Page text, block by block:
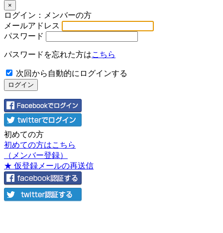
×
ログイン：メンバーの方
メールアドレス
パスワード
パスワードを忘れた方はこちら
次回から自動的にログインする
初めての方
初めての方はこちら
（メンバー登録）
★ 仮登録メールの再送信